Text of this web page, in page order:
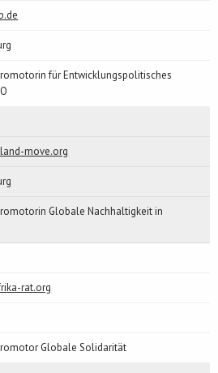
für Entwicklungspolitisches
move.org
Globale Nachhaltigkeit in
rat.org
Globale Solidarität